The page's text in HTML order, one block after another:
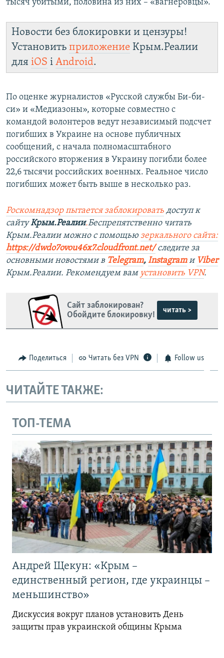
тысяч убитыми, половина из них – «вагнеровцы».
Новости без блокировки и цензуры!
Установить приложение Крым.Реалии
для iOS і Android.
По оценке журналистов «Русской службы Би-би-
си» и «Медиазоны», которые совместно с
командой волонтеров ведут независимый подсчет
погибших в Украине на основе публичных
сообщений, с начала полномасштабного
российского вторжения в Украину погибли более
22,6 тысячи российских военных. Реальное число
погибших может быть выше в несколько раз.
Роскомнадзор пытается заблокировать доступ к
сайтуКрым.Реалии.Беспрепятственно читать
Крым.Реалии можно с помощью зеркального сайта:
https://dwdo7ovou46x7.cloudfront.net/ следите за
основными новостями в Telegram, Instagramи Viber
Крым.Реалии. Рекомендуем вам установить VPN.
Сайт заблокирован?
Обойдите блокировку!
читать >
Поделиться Читать без VPN Follow us
ЧИТАЙТЕ ТАКЖЕ:
ТОП-ТЕМА
Андрей Щекун: «Крым –
единственный регион, где украинцы –
меньшинство»
Дискуссия вокруг планов установить День
защиты прав украинской общины Крыма